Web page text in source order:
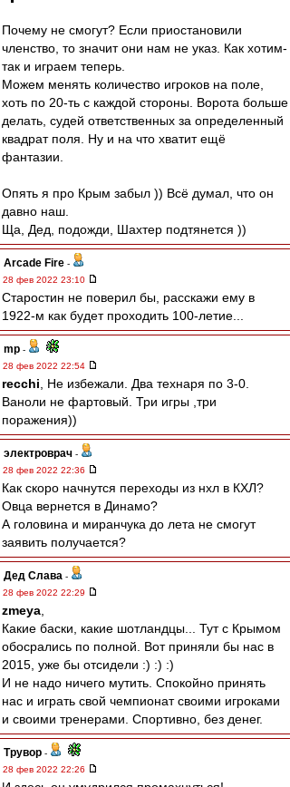
Почему не смогут? Если приостановили
членство, то значит они нам не указ. Как хотим-
так и играем теперь.
Можем менять количество игроков на поле,
хоть по 20-ть с каждой стороны. Ворота больше
делать, судей ответственных за определенный
квадрат поля. Ну и на что хватит ещё
фантазии.
Опять я про Крым забыл )) Всё думал, что он
давно наш.
Ща, Дед, подожди, Шахтер подтянется ))
Arcade Fire -
28 фев 2022 23:10
Старостин не поверил бы, расскажи ему в
1922-м как будет проходить 100-летие...
mp -
28 фев 2022 22:54
recchi , Не избежали. Два технаря по 3-0.
Ваноли не фартовый. Три игры ,три
поражения))
электроврач -
28 фев 2022 22:36
Как скоро начнутся переходы из нхл в КХЛ?
Овца вернется в Динамо?
А головина и миранчука до лета не смогут
заявить получается?
Дед Слава -
28 фев 2022 22:29
zmeya
Какие баски, какие шотландцы... Тут с Крымом
обосрались по полной. Вот приняли бы нас в
2015, уже бы отсидели :) :) :)
И не надо ничего мутить. Спокойно принять
нас и играть свой чемпионат своими игроками
и своими тренерами. Спортивно, без денег.
Трувор -
28 фев 2022 22:26